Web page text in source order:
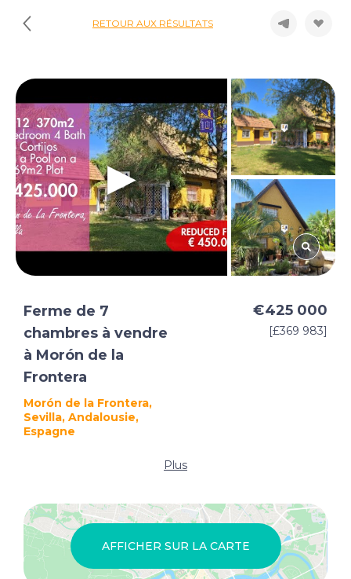
RETOUR AUX RÉSULTATS
Ferme de 7
chambres à vendre
à Morón de la
Frontera
Morón de la Frontera,
Sevilla, Andalousie,
Espagne
€425 000
[£369 983]
Plus
AFFICHER SUR LA CARTE